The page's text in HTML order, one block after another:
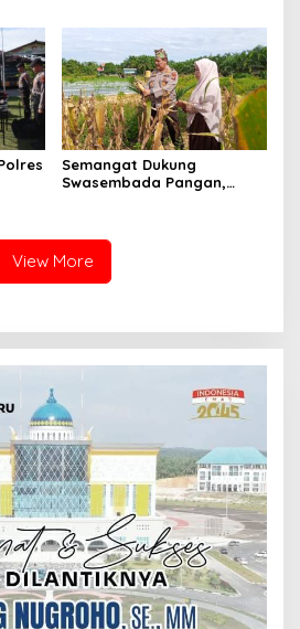
Semangat Dukung
Swasembada Pangan,
View More